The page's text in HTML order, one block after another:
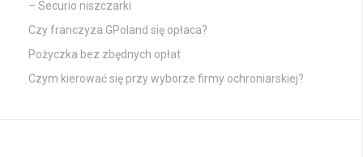
– Securio niszczarki
Czy franczyza GPoland się opłaca?
Pożyczka bez zbędnych opłat
Czym kierować się przy wyborze firmy ochroniarskiej?